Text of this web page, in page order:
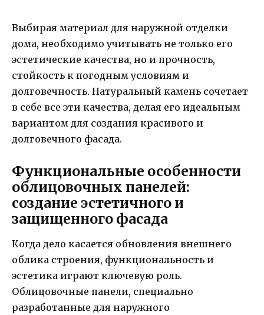
Выбирая материал для наружной отделки
дома, необходимо учитывать не только его
эстетические качества, но и прочность,
стойкость к погодным условиям и
долговечность. Натуральный камень сочетает
в себе все эти качества, делая его идеальным
вариантом для создания красивого и
долговечного фасада.
Функциональные особенности
облицовочных панелей:
создание эстетичного и
защищенного фасада
Когда дело касается обновления внешнего
облика строения, функциональность и
эстетика играют ключевую роль.
Облицовочные панели, специально
разработанные для наружного